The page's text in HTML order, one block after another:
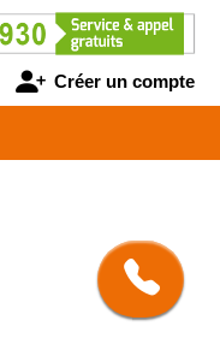
Créer un compte